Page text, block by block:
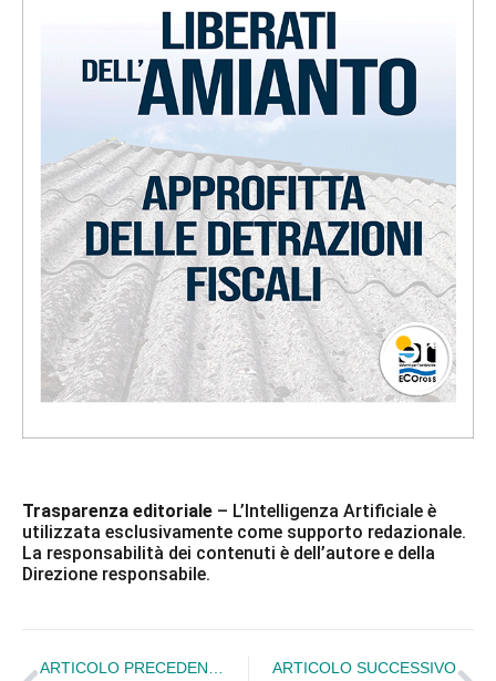
Trasparenza editoriale – L’Intelligenza Artificiale è
utilizzata esclusivamente come supporto redazionale.
La responsabilità dei contenuti è dell’autore e della
Direzione responsabile.
ARTICOLO SUCCESSIVO